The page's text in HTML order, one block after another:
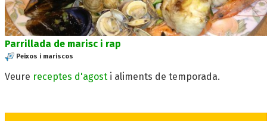
Parrillada de marisc i rap
Peixos i mariscos
Veure receptes d'agost i aliments de temporada.